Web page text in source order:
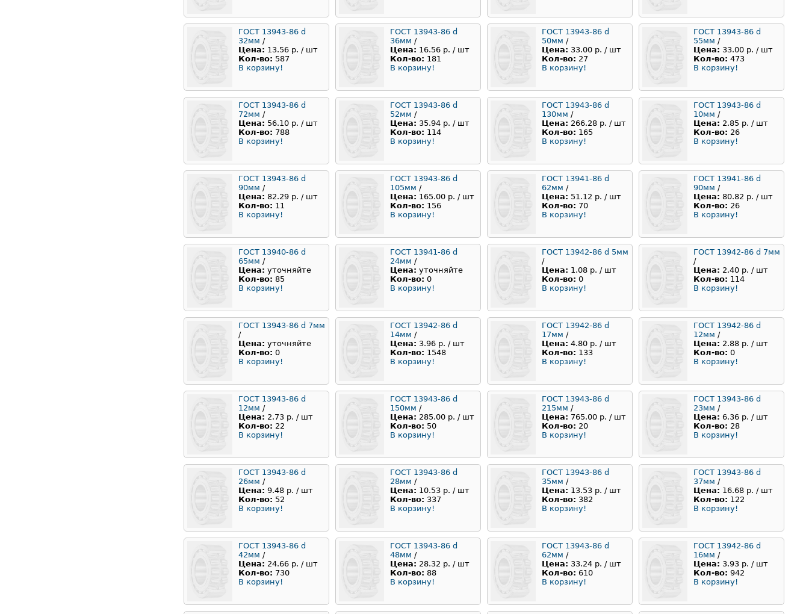
ГОСТ 13943-86 d
32мм /
Цена: 13.56 р. / шт
Кол-во: 587
В корзину!
ГОСТ 13943-86 d
36мм /
Цена: 16.56 р. / шт
Кол-во: 181
В корзину!
ГОСТ 13943-86 d
50мм /
Цена: 33.00 р. / шт
Кол-во: 27
В корзину!
ГОСТ 13943-86 d
55мм /
Цена: 33.00 р. / шт
Кол-во: 473
В корзину!
ГОСТ 13943-86 d
72мм /
Цена: 56.10 р. / шт
Кол-во: 788
В корзину!
ГОСТ 13943-86 d
52мм /
Цена: 35.94 р. / шт
Кол-во: 114
В корзину!
ГОСТ 13943-86 d
130мм /
Цена: 266.28 р. / шт
Кол-во: 165
В корзину!
ГОСТ 13943-86 d
10мм /
Цена: 2.85 р. / шт
Кол-во: 26
В корзину!
ГОСТ 13943-86 d
90мм /
Цена: 82.29 р. / шт
Кол-во: 11
В корзину!
ГОСТ 13943-86 d
105мм /
Цена: 165.00 р. / шт
Кол-во: 156
В корзину!
ГОСТ 13941-86 d
62мм /
Цена: 51.12 р. / шт
Кол-во: 70
В корзину!
ГОСТ 13941-86 d
90мм /
Цена: 80.82 р. / шт
Кол-во: 26
В корзину!
ГОСТ 13940-86 d
65мм /
Цена: уточняйте
Кол-во: 85
В корзину!
ГОСТ 13941-86 d
24мм /
Цена: уточняйте
Кол-во: 0
В корзину!
ГОСТ 13942-86 d 5мм
/
Цена: 1.08 р. / шт
Кол-во: 0
В корзину!
ГОСТ 13942-86 d 7мм
/
Цена: 2.40 р. / шт
Кол-во: 114
В корзину!
ГОСТ 13943-86 d 7мм
/
Цена: уточняйте
Кол-во: 0
В корзину!
ГОСТ 13942-86 d
14мм /
Цена: 3.96 р. / шт
Кол-во: 1548
В корзину!
ГОСТ 13942-86 d
17мм /
Цена: 4.80 р. / шт
Кол-во: 133
В корзину!
ГОСТ 13942-86 d
12мм /
Цена: 2.88 р. / шт
Кол-во: 0
В корзину!
ГОСТ 13943-86 d
12мм /
Цена: 2.73 р. / шт
Кол-во: 22
В корзину!
ГОСТ 13943-86 d
150мм /
Цена: 285.00 р. / шт
Кол-во: 50
В корзину!
ГОСТ 13943-86 d
215мм /
Цена: 765.00 р. / шт
Кол-во: 20
В корзину!
ГОСТ 13943-86 d
23мм /
Цена: 6.36 р. / шт
Кол-во: 28
В корзину!
ГОСТ 13943-86 d
26мм /
Цена: 9.48 р. / шт
Кол-во: 52
В корзину!
ГОСТ 13943-86 d
28мм /
Цена: 10.53 р. / шт
Кол-во: 337
В корзину!
ГОСТ 13943-86 d
35мм /
Цена: 13.53 р. / шт
Кол-во: 382
В корзину!
ГОСТ 13943-86 d
37мм /
Цена: 16.68 р. / шт
Кол-во: 122
В корзину!
ГОСТ 13943-86 d
42мм /
Цена: 24.66 р. / шт
Кол-во: 730
В корзину!
ГОСТ 13943-86 d
48мм /
Цена: 28.32 р. / шт
Кол-во: 88
В корзину!
ГОСТ 13943-86 d
62мм /
Цена: 33.24 р. / шт
Кол-во: 610
В корзину!
ГОСТ 13942-86 d
16мм /
Цена: 3.93 р. / шт
Кол-во: 942
В корзину!